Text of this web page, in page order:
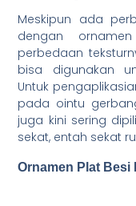
Meskipun ada
dengan
perbedaan
bisa digunakan
Untuk
pada ointu
juga kini sering
sekat, entah sekat
Ornamen Plat Besi